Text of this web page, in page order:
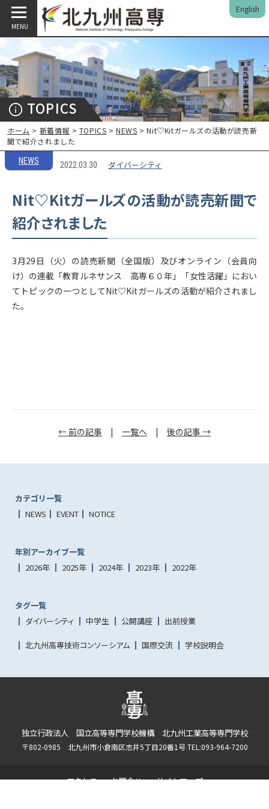
MENU
English
TOPICS
ホーム > 新着情報 > TOPICS >NEWS > Nit♡Kitガールズの活動が読売新
聞で紹介されました
NEWS 2022.03.30 ダイバーシティ
Nit♡Kitガールズの活動が読売新聞で
紹介されました
3月29日（火）の読売新聞（全国版）及びオンライン（会員向
け）の連載「教育ルネサンス 高専６０年」「女性活躍」におい
てトピックの一つとしてNit♡Kitガールズの活動が紹介されまし
た。
← 前の記事 | 一覧へ | 後の記事 →
カテゴリ一覧
NEWS
EVENT NOTICE
年別アーカイブ一覧
2026年
2025年 2024年 2023年 2022年
タグ一覧
ダイバーシティ
中学生 公開講座 出前授業
北九州高専技術コンソーシアム 国際交流 学校説明会
独立行政法人 国立高等専門学校機構 北九州工業高等専門学校
〒802-0985 北九州市小倉南区志井5丁目20番1号 TEL:093-964-7200
アクセス お問合せ サイトマップ